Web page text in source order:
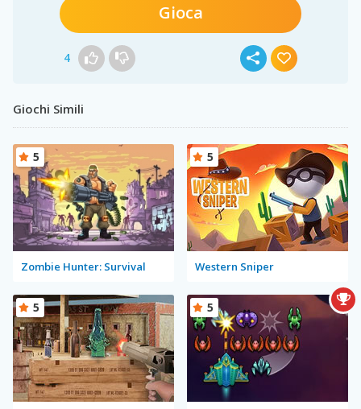
Gioca
4
Giochi Simili
Zombie Hunter: Survival
5
Western Sniper
5
5 5